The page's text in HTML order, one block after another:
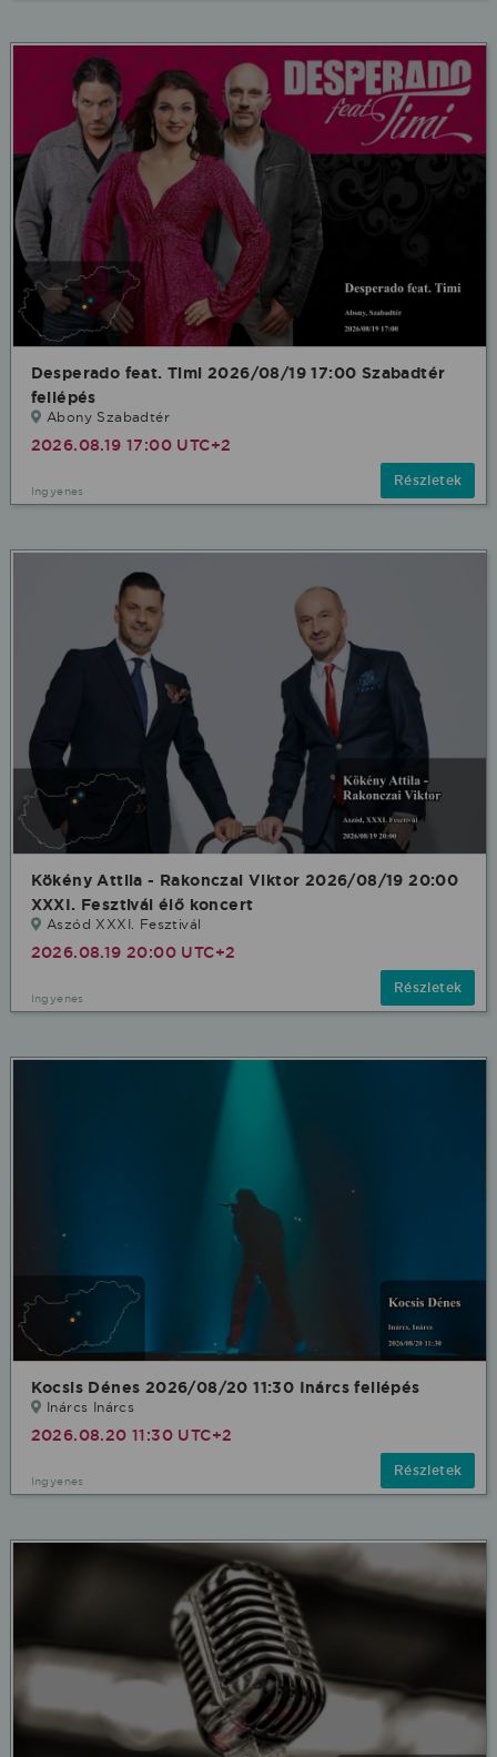
Desperado feat. Timi 2026/08/19 17:00 Szabadtér
fellépés
Abony Szabadtér
2026.08.19 17:00 UTC+2
Ingyenes
Részletek
Kökény Attila - Rakonczai Viktor 2026/08/19 20:00
XXXI. Fesztivál élő koncert
Aszód XXXI. Fesztivál
2026.08.19 20:00 UTC+2
Ingyenes
Részletek
Kocsis Dénes 2026/08/20 11:30 Inárcs fellépés
Inárcs Inárcs
2026.08.20 11:30 UTC+2
Ingyenes
Részletek